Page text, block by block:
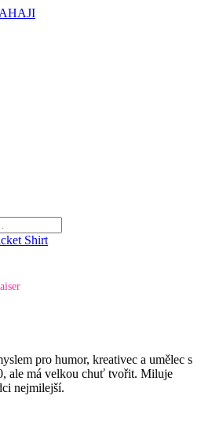
Shirt
pro humor, kreativec a umělec s
ale má velkou chuť tvořit. Miluje
nejmilejší.